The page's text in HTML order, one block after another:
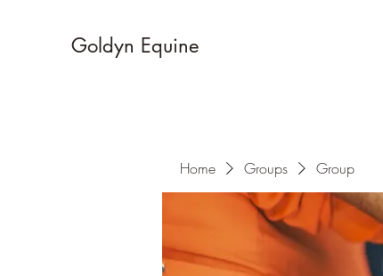
Goldyn Equine
Home Groups Group